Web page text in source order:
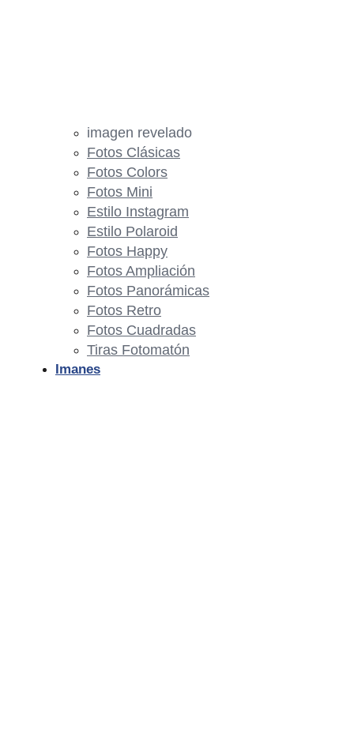
imagen revelado
Fotos Clásicas
Fotos Colors
Fotos Mini
Estilo Instagram
Estilo Polaroid
Fotos Happy
Fotos Ampliación
Fotos Panorámicas
Fotos Retro
Fotos Cuadradas
Tiras Fotomatón
Imanes